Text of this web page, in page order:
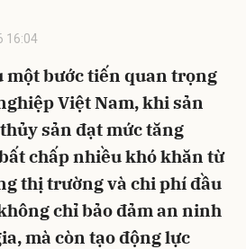
16:04
một bước tiến quan trọng
Việt Nam, khi sản
sản đạt mức tăng
chấp nhiều khó khăn từ
thị trường và chi phí đầu
chỉ bảo đảm an ninh
mà còn tạo động lực